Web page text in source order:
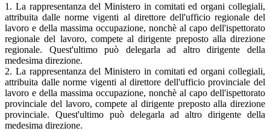
1. La rappresentanza del Ministero in comitati ed organi collegiali,
attribuita dalle norme vigenti al direttore dell'ufficio regionale del
lavoro e della massima occupazione, nonchè al capo dell'ispettorato
regionale del lavoro, compete al dirigente preposto alla direzione
regionale. Quest'ultimo può delegarla ad altro dirigente della
medesima direzione.
2. La rappresentanza del Ministero in comitati ed organi collegiali,
attribuita dalle norme vigenti al direttore dell'ufficio provinciale del
lavoro e della massima occupazione, nonchè al capo dell'ispettorato
provinciale del lavoro, compete al dirigente preposto alla direzione
provinciale. Quest'ultimo può delegarla ad altro dirigente della
medesima direzione.